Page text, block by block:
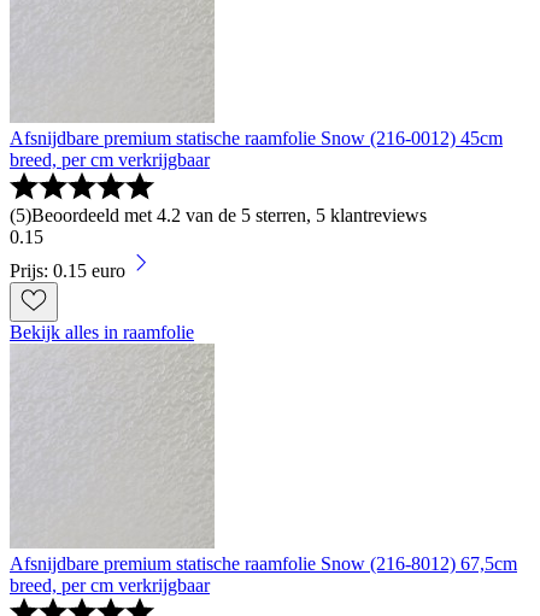
Afsnijdbare premium statische raamfolie Snow (216-0012) 45cm
breed, per cm verkrijgbaar
(5)Beoordeeld met 4.2 van de 5 sterren, 5 klantreviews
0.15
Prijs: 0.15 euro
Bekijk alles in raamfolie
Afsnijdbare premium statische raamfolie Snow (216-8012) 67,5cm
breed, per cm verkrijgbaar